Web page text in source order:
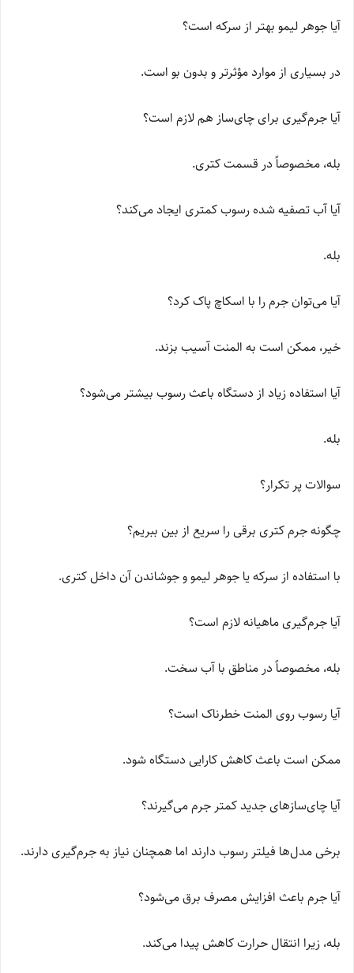
آیا جوهر لیمو بهتر از سرکه است؟
در بسیاری از موارد مؤثرتر و بدون بو است.
آیا جرم‌گیری برای چای‌ساز هم لازم است؟
بله، مخصوصاً در قسمت کتری.
آیا آب تصفیه شده رسوب کمتری ایجاد می‌کند؟
بله.
آیا می‌توان جرم را با اسکاچ پاک کرد؟
خیر، ممکن است به المنت آسیب بزند.
آیا استفاده زیاد از دستگاه باعث رسوب بیشتر می‌شود؟
بله.
سوالات پر تکرار؟
چگونه جرم کتری برقی را سریع از بین ببریم؟
با استفاده از سرکه یا جوهر لیمو و جوشاندن آن داخل کتری.
آیا جرم‌گیری ماهیانه لازم است؟
بله، مخصوصاً در مناطق با آب سخت.
آیا رسوب روی المنت خطرناک است؟
ممکن است باعث کاهش کارایی دستگاه شود.
آیا چای‌سازهای جدید کمتر جرم می‌گیرند؟
برخی مدل‌ها فیلتر رسوب دارند اما همچنان نیاز به جرم‌گیری دارند.
آیا جرم باعث افزایش مصرف برق می‌شود؟
بله، زیرا انتقال حرارت کاهش پیدا می‌کند.